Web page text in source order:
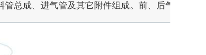
总成、进气管及其它附件组成。前、后气